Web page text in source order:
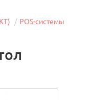
POS-системы